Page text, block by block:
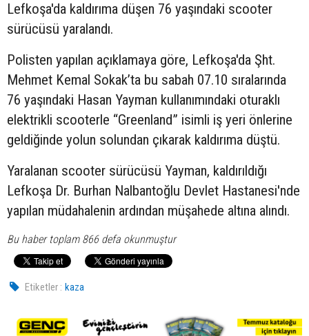
Lefkoşa'da kaldırıma düşen 76 yaşındaki scooter
sürücüsü yaralandı.
Polisten yapılan açıklamaya göre, Lefkoşa'da Şht.
Mehmet Kemal Sokak’ta bu sabah 07.10 sıralarında
76 yaşındaki Hasan Yayman kullanımındaki oturaklı
elektrikli scooterle “Greenland” isimli iş yeri önlerine
geldiğinde yolun solundan çıkarak kaldırıma düştü.
Yaralanan scooter sürücüsü Yayman, kaldırıldığı
Lefkoşa Dr. Burhan Nalbantoğlu Devlet Hastanesi'nde
yapılan müdahalenin ardından müşahede altına alındı.
Bu haber toplam 866 defa okunmuştur
Etiketler : kaza